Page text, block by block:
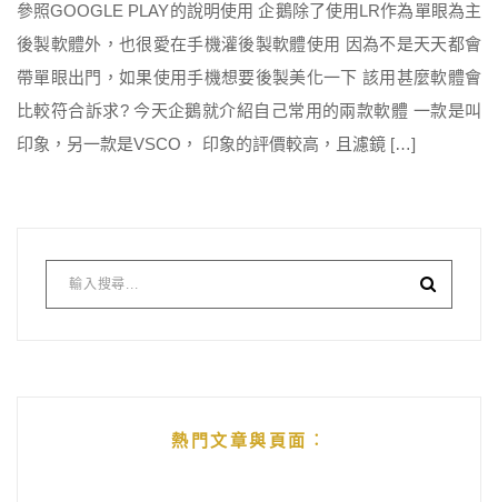
參照GOOGLE PLAY的說明使用 企鵝除了使用LR作為單眼為主
後製軟體外，也很愛在手機灌後製軟體使用 因為不是天天都會
帶單眼出門，如果使用手機想要後製美化一下 該用甚麼軟體會
比較符合訴求? 今天企鵝就介紹自己常用的兩款軟體 一款是叫
印象，另一款是VSCO， 印象的評價較高，且濾鏡 […]
熱門文章與頁面︰